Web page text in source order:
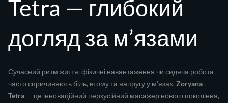
Tetra — глибокий
догляд за м’язами
Сучасний ритм життя, фізичні навантаження чи сидяча робота
часто спричиняють біль, втому та напругу у м’язах. Zoryana
Tetra — це інноваційний перкусійний масажер нового покоління,